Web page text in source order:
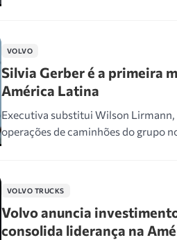
VOLVO
Silvia Gerber é a primeira
América Latina
Executiva substitui Wilson
operações de caminhões do grupo
VOLVO TRUCKS
Volvo anuncia
consolida liderança na